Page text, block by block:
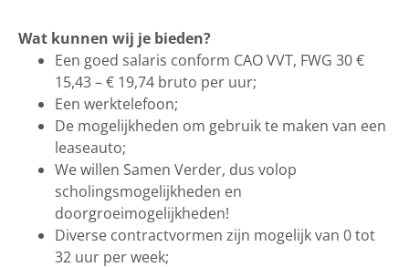
Wat kunnen wij je bieden?
Een goed salaris conform CAO VVT, FWG 30 €
15,43 – € 19,74 bruto per uur;
Een werktelefoon;
De mogelijkheden om gebruik te maken van een
leaseauto;
We willen Samen Verder, dus volop
scholingsmogelijkheden en
doorgroeimogelijkheden!
Diverse contractvormen zijn mogelijk van 0 tot
32 uur per week;